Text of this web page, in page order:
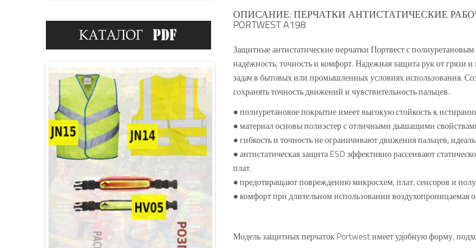
ОПИСАНИЕ: ПЕРЧАТКИ АНТИСТАТИЧЕСКИЕ
PORTWEST A198
Защитные антистатические перчатки Портвест с
надёжность, точность и комфорт. Надежная защита рук от
задач в бытовых или промышленных условиях использования.
сохранять точность движений и чувствительность пальцев.
● полиуретановое покрытие имеет высокую стойкость к
● материал основы полиэстер с отличными дышащими
● гибкость и точность не ограничивают движения пальцев,
● антистатическая защита ESD эффективно рассеивают
плат.
● предотвращают повреждению микросхем, плат, сенсоров и
● комфорт при длительном использовании воздухопроницаемая
Модель защитных перчаток Portwest имеет удобную форму,